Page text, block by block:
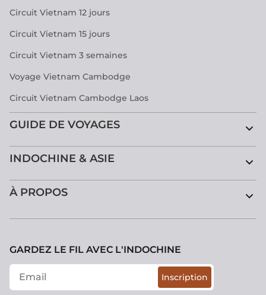
Circuit Vietnam 12 jours
Circuit Vietnam 15 jours
Circuit Vietnam 3 semaines
Voyage Vietnam Cambodge
Circuit Vietnam Cambodge Laos
GUIDE DE VOYAGES
INDOCHINE & ASIE
À PROPOS
GARDEZ LE FIL AVEC L'INDOCHINE
Inscription